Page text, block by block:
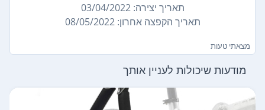
תאריך יצירה: 03/04/2022
תאריך הקפצה אחרון: 08/05/2022
מצאתי טעות
מודעות שיכולות לעניין אותך